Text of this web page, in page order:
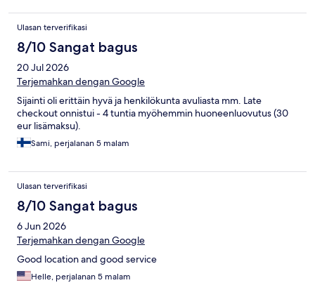
Ulasan terverifikasi
8/10 Sangat bagus
20 Jul 2026
Terjemahkan dengan Google
Sijainti oli erittäin hyvä ja henkilökunta avuliasta mm. Late
checkout onnistui - 4 tuntia myöhemmin huoneenluovutus (30
eur lisämaksu).
Sami, perjalanan 5 malam
Ulasan terverifikasi
8/10 Sangat bagus
6 Jun 2026
Terjemahkan dengan Google
Good location and good service
Helle, perjalanan 5 malam